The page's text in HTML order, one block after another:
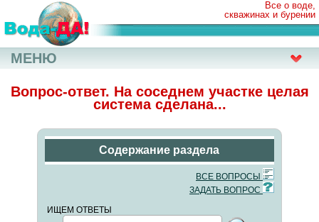
Все о воде,
скважинах и бурении
Вопрос-ответ. На соседнем участке целая
система сделана...
Содержание раздела
ВСЕ ВОПРОСЫ
ЗАДАТЬ ВОПРОС
ИЩЕМ ОТВЕТЫ
МЕНЮ